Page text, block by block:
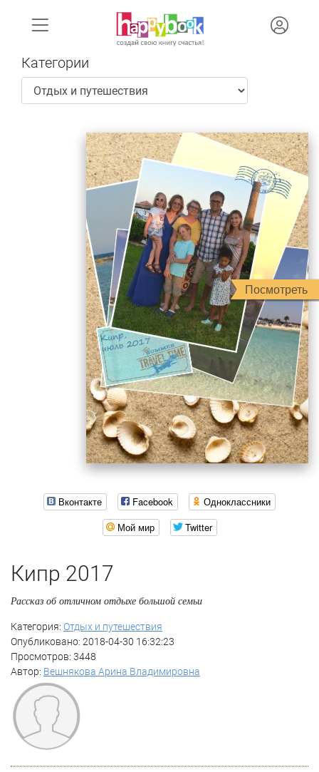
Категории
Посмотреть
Вконтакте Facebook
Одноклассники
Мой мир
Twitter
Кипр 2017
Рассказ об отличном отдыхе большой семьи
Категория: Отдых и путешествия
Опубликовано: 2018-04-30 16:32:23
Просмотров: 3448
Автор: Вешнякова Арина Владимировна